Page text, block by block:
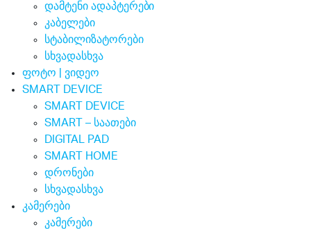
დამტენი ადაპტერები
კაბელები
სტაბილიზატორები
სხვადასხვა
ფოტო | ვიდეო
SMART DEVICE
SMART DEVICE
SMART – საათები
DIGITAL PAD
SMART HOME
დრონები
სხვადასხვა
კამერები
კამერები